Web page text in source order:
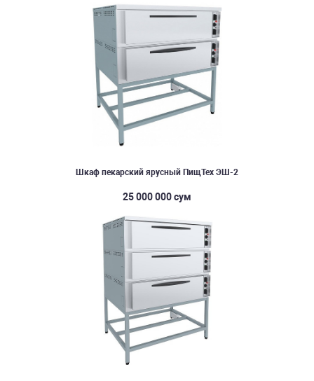
Шкаф пекарский ярусный ПищТех ЭШ-2
25 000 000 сум